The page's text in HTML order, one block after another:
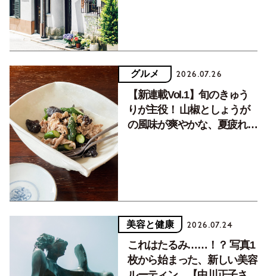
グルメ 2026.07.26
【新連載Vol.1】旬のきゅう
りが主役！ 山椒としょうが
の風味が爽やかな、夏疲れを
美容と健康 2026.07.24
これはたるみ……！？ 写真1
枚から始まった、新しい美容